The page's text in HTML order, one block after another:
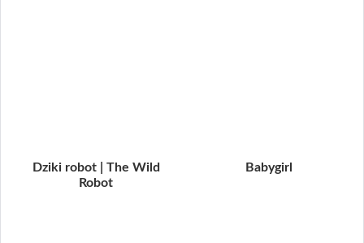
Dziki robot | The Wild
Robot
Babygirl